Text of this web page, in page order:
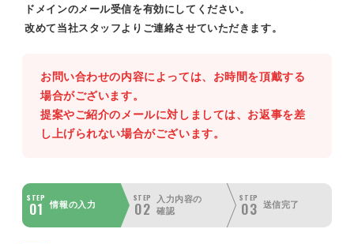
ドメインのメール受信を有効にしてください。
改めて当社スタッフよりご連絡させていただきます。
お問い合わせの内容によっては、お時間を頂戴する
場合がございます。
提案やご紹介のメールに対しましては、お返事を差
し上げられない場合がございます。
STEP
01 情報の入力
STEP
02
入力内容の
確認
STEP
03 送信完了